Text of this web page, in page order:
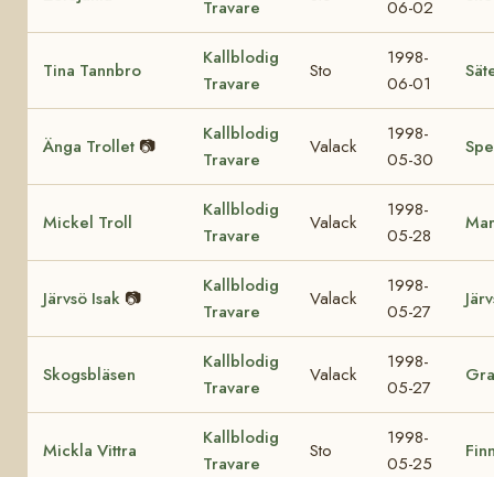
Travare
06-02
Tina Tannbro
Kallblodig
Travare
Sto
1998-
06-01
Änga Trollet 📷
Kallblodig
Travare
Valack
1998-
05-30
Mickel Troll
Kallblodig
Travare
Valack
1998-
05-28
Järvsö Isak 📷
Kallblodig
Travare
Valack
1998-
05-27
Skogsbläsen
Kallblodig
Travare
Valack
1998-
05-27
Mickla Vittra
Kallblodig
Travare
Sto
1998-
05-25